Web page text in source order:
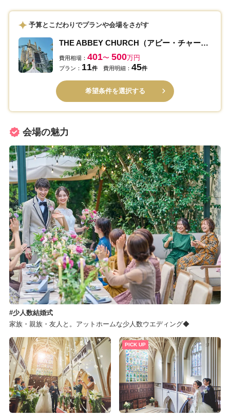
予算とこだわりでプランや会場をさがす
THE ABBEY CHURCH（アビー・チャーチ）
費用相場： 401〜 500万円
プラン： 11件 費用明細： 45件
希望条件を選択する
会場の魅力
少人数結婚式
家族・親族・友人と。アットホームな少人数ウエディング◆
PICK UP